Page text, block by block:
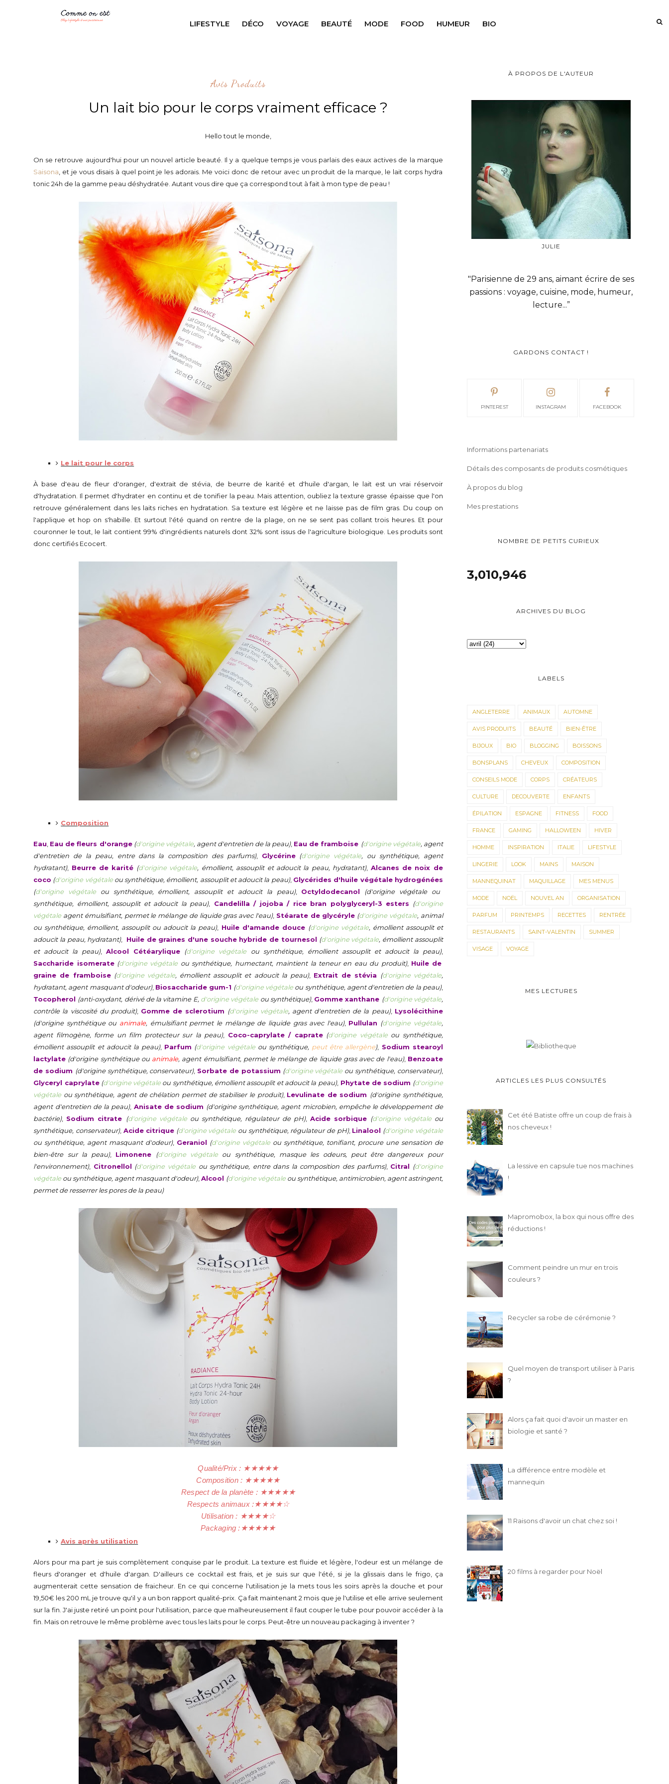
LIFESTYLE DÉCO VOYAGE BEAUTÉ MODE FOOD HUMEUR BIO
Avis Produits
Un lait bio pour le corps vraiment efficace ?
Hello tout le monde,
On se retrouve aujourd'hui pour un nouvel article beauté. Il y a quelque temps je vous parlais des eaux actives de la marque
Saisona , et je vous disais à quel point je les adorais. Me voici donc de retour avec un produit de la marque, le lait corps hydra
tonic 24h de la gamme peau déshydratée. Autant vous dire que ça correspond tout à fait à mon type de peau !
Le lait pour le corps
À base d'eau de fleur d'oranger, d'extrait de stévia, de beurre de karité et d'huile d'argan, le lait est un vrai réservoir
d'hydratation. Il permet d'hydrater en continu et de tonifier la peau. Mais attention, oubliez la texture grasse épaisse que l'on
retrouve généralement dans les laits riches en hydratation. Sa texture est légère et ne laisse pas de film gras. Du coup on
l'applique et hop on s'habille. Et surtout l'été quand on rentre de la plage, on ne se sent pas collant trois heures. Et pour
couronner le tout, le lait contient 99% d'ingrédients naturels dont 32% sont issus de l'agriculture biologique. Les produits sont
donc certifiés Ecocert.
Composition
Eau Eau de fleurs d'orange (d'origine végétale, agent d'entretien de la peau), Eau de framboise (d'origine végétale, agent
d'entretien de la peau, entre dans la composition des parfums), Glycérine (d'origine végétale, ou synthétique, agent
hydratant), Beurre de karité (d'origine végétale, émollient, assouplit et adoucit la peau, hydratant), Alcanes de noix de
coco (d'origine végétaleou synthétique, émollient, assouplit et adoucit la peau), Glycérides d'huile végétale hydrogénées
(d'origine végétaleou synthétique, émollient, assouplit et adoucit la peau), Octyldodecanol
(d'origine végétale ou
synthétique, émollient, assouplit et adoucit la peau), Candelilla / jojoba / rice bran polyglyceryl-3 esters (d'origine
végétaleagent émulsifiant, permet le mélange de liquide gras avec l'eau), Stéarate de glycéryle (d'origine végétale, animal
ou synthétique, émollient, assouplit ou adoucit la peau), Huile d'amande douce (d'origine végétale, émollient assouplit et
adoucit la peau, hydratant), Huile de graines d'une souche hybride de tournesol (d'origine végétale, émollient assouplit
et adoucit la peau),Alcool Cétéarylique (d'origine végétaleou synthétique, émollient assouplit et adoucit la peau),
Saccharide isomerate (d'origine végétaleou synthétique, humectant, maintient la teneur en eau du produit), Huile de
graine de framboise (d'origine végétale, émollient assouplit et adoucit la peau), Extrait de stévia (d'origine végétale,
hydratant, agent masquant d'odeur), Biosaccharide gum-1 (d'origine végétaleou synthétique, agent d'entretien de la peau),
Tocopherol (anti-oxydant, dérivé de la vitamine E, d'origine végétaleou synthétique), Gomme xanthane (d'origine végétale,
contrôle la viscosité du produit), Gomme de sclerotium (d'origine végétale, agent d'entretien de la peau), Lysolécithine
(d'origine synthétique ou animale, émulsifiant permet le mélange de liquide gras avec l'eau), Pullulan (d'origine végétale,
agent filmogène, forme un film protecteur sur la peau), Coco-caprylate / caprate (d'origine végétaleou synthétique,
émollient assouplit et adoucit la peau), Parfum (d'origine végétaleou synthétique, peut être allergène), Sodium stearoyl
lactylate (d'origine synthétique ou animale, agent émulsifiant, permet le mélange de liquide gras avec de l'eau), Benzoate
de sodium (d'origine synthétique, conservateur), Sorbate de potassium (d'origine végétaleou synthétique, conservateur),
Glyceryl caprylate (d'origine végétaleou synthétique, émollient assouplit et adoucit la peau), Phytate de sodium (d'origine
végétaleou synthétique, agent de chélation permet de stabiliser le produit), Levulinate de sodium (d'origine synthétique,
agent d'entretien de la peau), Anisate de sodium (d'origine synthétique, agent microbien, empêche le développement de
bactérie), Sodium citrate (d'origine végétaleou synthétique, régulateur de pH),Acide sorbique (d'origine végétaleou
synthétique, conservateur), Acide citrique (d'origine végétaleou synthétique, régulateur de pH), Linalool (d'origine végétale
ou synthétique, agent masquant d'odeur), Geraniol (d'origine végétaleou synthétique, tonifiant, procure une sensation de
bien-être sur la peau), Limonene (d'origine végétaleou synthétique, masque les odeurs, peut être dangereux pour
l'environnement), Citronellol (d'origine végétaleou synthétique, entre dans la composition des parfums), Citral (d'origine
végétaleou synthétique, agent masquant d'odeur),Alcool (d'origine végétaleou synthétique, antimicrobien, agent astringent,
permet de resserrer les pores de la peau)
Qualité/Prix : ★★★★★
Composition : ★★★★★
Respect de la planète : ★★★★★
Respects animaux :★★★★☆
Utilisation : ★★★★☆
Packaging : ★★★★★
Avis après utilisation
Alors pour ma part je suis complètement conquise par le produit. La texture est fluide et légère, l'odeur est un mélange de
fleurs d'oranger et d'huile d'argan. D'ailleurs ce cocktail est frais, et je suis sur que l'été, si je la glissais dans le frigo, ça
augmenterait cette sensation de fraicheur. En ce qui concerne l'utilisation je la mets tous les soirs après la douche et pour
19,50€ les 200 mL je trouve qu'il y a un bon rapport qualité-prix. Ça fait maintenant 2 mois que je l'utilise et elle arrive seulement
sur la fin. J'ai juste retiré un point pour l'utilisation, parce que malheureusement il faut couper le tube pour pouvoir accéder à la
fin. Mais on retrouve le même problème avec tous les laits pour le corps. Peut-être un nouveau packaging à inventer ?
À PROPOS DE L'AUTEUR
JULIE
"Parisienne de 29 ans, aimant écrire de ses
passions : voyage, cuisine, mode, humeur,
lecture...”
GARDONS CONTACT !
PINTEREST INSTAGRAM FACEBOOK
Informations partenariats
Détails des composants de produits cosmétiques
À propos du blog
Mes prestations
NOMBRE DE PETITS CURIEUX
3,010,946
ARCHIVES DU BLOG
LABELS
ANGLETERRE ANIMAUX AUTOMNE
AVIS PRODUITS BEAUTÉ BIEN-ÊTRE
BIJOUX BIO BLOGGING BOISSONS
BONSPLANS CHEVEUX COMPOSITION
CONSEILS MODE CORPS CRÉATEURS
CULTURE DECOUVERTE ENFANTS
ÉPILATION ESPAGNE FITNESS FOOD
FRANCE GAMING HALLOWEEN HIVER
HOMME INSPIRATION ITALIE LIFESTYLE
LINGERIE LOOK MAINS MAISON
MANNEQUINAT MAQUILLAGE MES MENUS
MODE NOËL NOUVEL AN ORGANISATION
PARFUM PRINTEMPS RECETTES RENTRÉE
RESTAURANTS SAINT-VALENTIN SUMMER
VISAGE VOYAGE
MES LECTURES
ARTICLES LES PLUS CONSULTÉS
Cet été Batiste offre un coup de frais à
nos cheveux !
La lessive en capsule tue nos machines
!
Mapromobox, la box qui nous offre des
réductions !
Comment peindre un mur en trois
couleurs ?
Recycler sa robe de cérémonie ?
Quel moyen de transport utiliser à Paris
?
Alors ça fait quoi d'avoir un master en
biologie et santé ?
La différence entre modèle et
mannequin
11 Raisons d'avoir un chat chez soi !
20 films à regarder pour Noël